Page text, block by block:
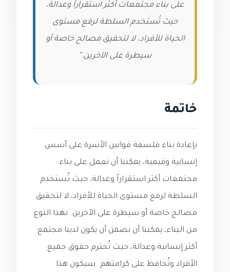
على بناء مجتمعات أكثر استقراراً وعدالة،
حيث تُستخدم السلطة لرفع مستوى
الحياة للأفراد، لا لتحقيق مصالح خاصة أو
سيطرة على الآخرين.”
خاتمة
بإعادة بناء فلسفة قوانين الأسرة على أسس
إنسانية وقيمية، يمكننا أن نعمل على بناء
مجتمعات أكثر استقراراً وعدالة، حيث تُستخدم
السلطة لرفع مستوى الحياة للأفراد، لا لتحقيق
مصالح خاصة أو سيطرة على الآخرين. بهذا النوع
من البناء، يمكننا أن نضمن أن يكون لدينا مجتمع
أكثر إنسانية وعدالة، حيث تُحترم حقوق جميع
الأفراد وتُحافظ على كرامتهم. سيكون هذا